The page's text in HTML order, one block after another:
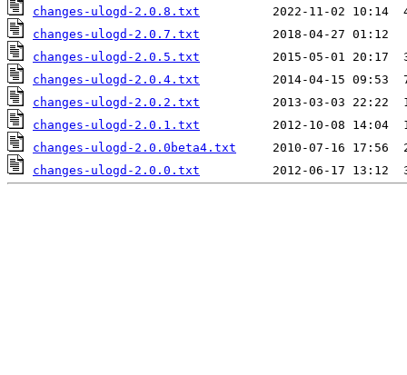
changes-ulogd-2.0.8.txt
changes-ulogd-2.0.7.txt
changes-ulogd-2.0.5.txt
changes-ulogd-2.0.4.txt
changes-ulogd-2.0.2.txt
changes-ulogd-2.0.1.txt
changes-ulogd-2.0.0beta4.txt
changes-ulogd-2.0.0.txt